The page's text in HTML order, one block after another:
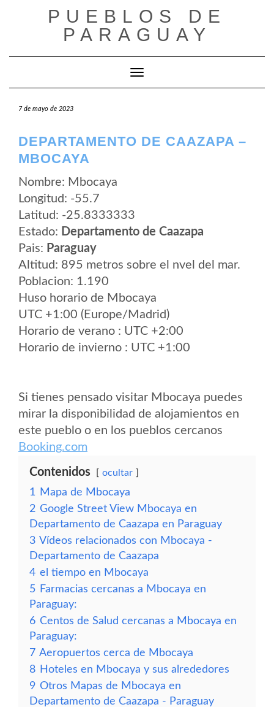
PUEBLOS DE
PARAGUAY
Cambiar modo de navegación
7 de mayo de 2023
DEPARTAMENTO DE CAAZAPA –
MBOCAYA
Nombre: Mbocaya
Longitud: -55.7
Latitud: -25.8333333
Estado: Departamento de Caazapa
Pais: Paraguay
Altitud: 895 metros sobre el nvel del mar.
Poblacion: 1.190
Huso horario de Mbocaya
UTC +1:00 (Europe/Madrid)
Horario de verano : UTC +2:00
Horario de invierno : UTC +1:00
Si tienes pensado visitar Mbocaya puedes
mirar la disponibilidad de alojamientos en
este pueblo o en los pueblos cercanos
Booking.com
Contenidos ocultar
1
Mapa de Mbocaya
2 Google Street View Mbocaya en
Departamento de Caazapa en Paraguay
3 Vídeos relacionados con Mbocaya -
Departamento de Caazapa
4 el tiempo en Mbocaya
5 Farmacias cercanas a Mbocaya en
Paraguay:
6 Centos de Salud cercanas a Mbocaya en
Paraguay:
7 Aeropuertos cerca de Mbocaya
8 Hoteles en Mbocaya y sus alrededores
9 Otros Mapas de Mbocaya en
Departamento de Caazapa - Paraguay